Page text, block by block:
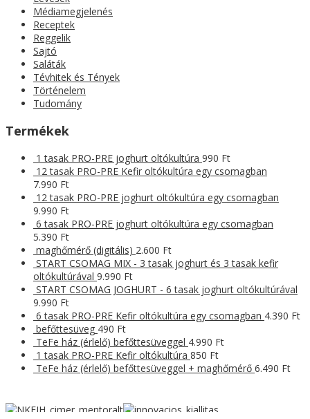
Médiamegjelenés
Receptek
Reggelik
Sajtó
Saláták
Tévhitek és Tények
Történelem
Tudomány
Termékek
1 tasak PRO-PRE joghurt oltókultúra 990 Ft
12 tasak PRO-PRE Kefir oltókultúra egy csomagban
7.990 Ft
12 tasak PRO-PRE joghurt oltókultúra egy csomagban
9.990 Ft
6 tasak PRO-PRE joghurt oltókultúra egy csomagban
5.390 Ft
maghőmérő (digitális) 2.600 Ft
START CSOMAG MIX - 3 tasak joghurt és 3 tasak kefir
oltókultúrával 9.990 Ft
START CSOMAG JOGHURT - 6 tasak joghurt oltókultúrával
9.990 Ft
6 tasak PRO-PRE Kefir oltókultúra egy csomagban 4.390 Ft
befőttesüveg 490 Ft
TeFe ház (érlelő) befőttesüveggel 4.990 Ft
1 tasak PRO-PRE Kefir oltókultúra 850 Ft
TeFe ház (érlelő) befőttesüveggel + maghőmérő 6.490 Ft